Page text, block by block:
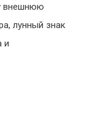
внешнюю
лунный знак
и